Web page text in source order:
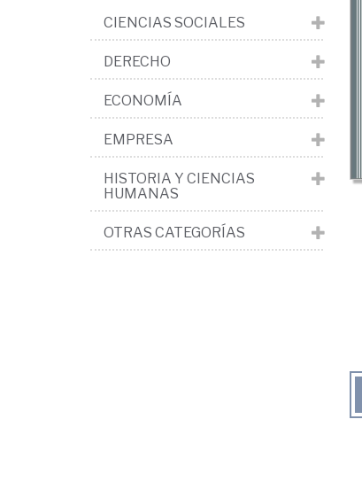
CIENCIAS SOCIALES
DERECHO
ECONOMÍA
EMPRESA
HISTORIA Y CIENCIAS
HUMANAS
OTRAS CATEGORÍAS